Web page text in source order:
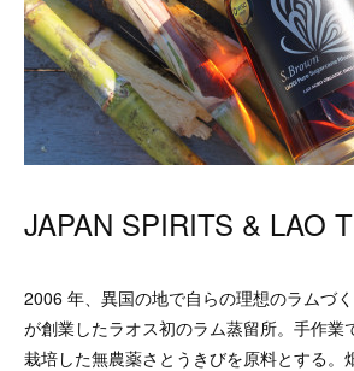
JAPAN SPIRITS & LAO
2006 年、異国の地で自らの理想のラムづ
が創業したラオス初のラム蒸留所。手作業
栽培した無農薬さとうきびを原料とする。